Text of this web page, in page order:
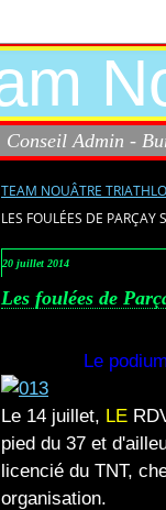
Conseil Admin -
TEAM NOUÂTRE
LES FOULÉES DE PARÇAY
20 juillet 2014
Les foulées de
Le
Le 14 juillet, LE
pied du 37 et
licencié du TNT,
organisation.